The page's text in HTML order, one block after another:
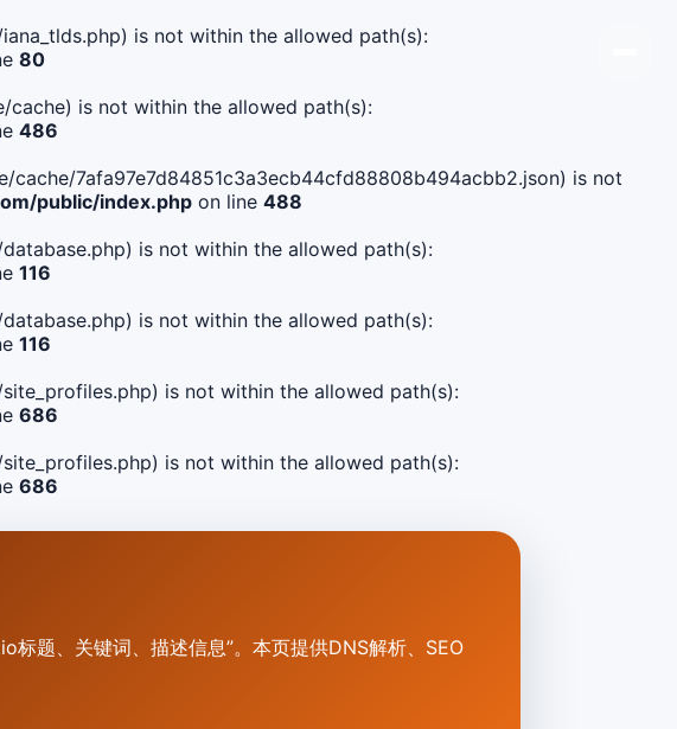
is not within the allowed path(s):
80
is not within the allowed path(s):
486
7afa97e7d84851c3a3ecb44cfd88808b494acbb2.json) is not
public/index.php on line 488
is not within the allowed path(s):
116
is not within the allowed path(s):
116
is not within the allowed path(s):
686
is not within the allowed path(s):
686
题、关键词、描述信息”。本页提供DNS解析、SEO